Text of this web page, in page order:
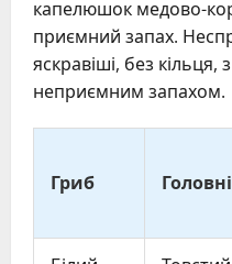
капелюшок медово-
приємний запах.
яскравіші, без кільця,
неприємним запахом.
Гриб